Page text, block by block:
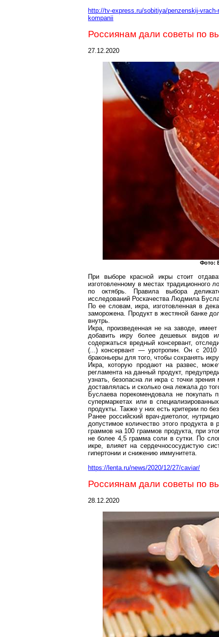
http://tv-express.ru/sobitiya/penzenskij-
kompanii
Россиянам дали советы по
27.12.2020
Фото:
При выборе красной икры стоит
изготовленному в местах
по октябрь. Правила выбора
исследований РоскачестваЛюдмила
По ее словам, икра, изготовленная в
заморожена. Продукт в жестяной банке
внутрь.
Икра, произведенная не на заводе,
добавить икру более дешевых видов
содержаться вредный консервант,
(...) консервант — уротропин. Он с
браконьеры для того, чтобы сохранять
Икра, которую продают на развес, может
регламента на данный продукт,
узнать, безопасна ли икра с точки
доставлялась и сколько она лежала до
Буслаева порекомендовала не покупать
супермаркетах или в
продукты. Также у них есть критерии по
Ранее российский врач-диетолог,
допустимое количество этого продукта
граммов на 100 граммов продукта, при
не более 4,5 грамма соли в сутки. По
икре, влияет на сердечнососудистую
гипертонии и снижению иммунитета.
https://lenta.ru/news/2020/12/27/caviar/
Россиянам дали советы по
28.12.2020